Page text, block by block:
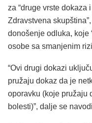
za “druge vrste dokaza
Zdravstvena
donošenje odluka, koje
osobe sa smanjenim
“Ovi drugi dokazi
pružaju dokaz da je
oporavku (koje pružaju
bolesti)”, dalje se